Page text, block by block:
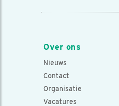
Over ons
Nieuws
Contact
Organisatie
Vacatures